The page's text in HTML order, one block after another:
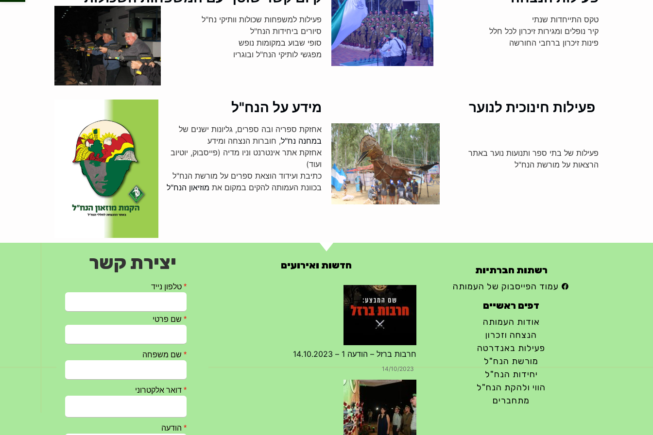
טקס התייחדות שנתי
קיר נופלים ומגירות זיכרון לכל חלל
פינות זיכרון ברחבי החורשה
פעילות למשפחות שכולות וותיקי נח"ל
סיורים ביחידות הנח"ל
סופי שבוע במקומות נופש
מפגשי לותיקי הנח"ל ובוגריו
פעילות חינוכית לנוער
פעילות של בתי ספר ותנועות נוער באתר
הרצאות על מורשת הנח"ל
מידע על הנח"ל
אחזקת ספריה ובה ספרים, גליונות ישנים של
במחנה נח"ל, חוברות הנצחה ומידע
אחזקת אתר אינטרנט וניו מדיה (פייסבוק, יוטיוב
ועוד)
כתיבת ועידוד הוצאת ספרים על מורשת הנח"ל
בכוונת העמותה להקים במקום את מוזיאון הנח"ל
רשתות חברתיות
עמוד הפייסבוק של העמותה
דפים ראשיים
אודות העמותה
הנצחה וזכרון
פעילות באנדרטה
מורשת הנח"ל
יחידות הנח"ל
הווי ולהקת הנח"ל
מתחברים
חדשות ואירועים
טקס ההתיחדות השנתי 2023 נערך ב 5/9/2023 באנדרטה
07/09/2023
מפגש דורות גדוד 50 – 12/9/2023 – הרשמה
20/07/2023
יצירת קשר